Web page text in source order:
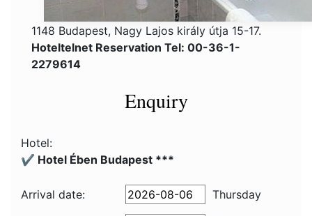
1148 Budapest, Nagy Lajos király útja 15-17.
Hoteltelnet Reservation Tel: 00-36-1-
2279614
Enquiry
Hotel:
✔️ Hotel Ében Budapest ***
Arrival date: Thursday